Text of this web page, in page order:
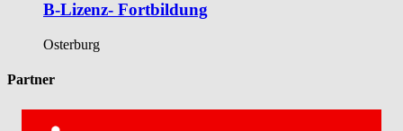
B-Lizenz- Fortbildung
Osterburg
Partner